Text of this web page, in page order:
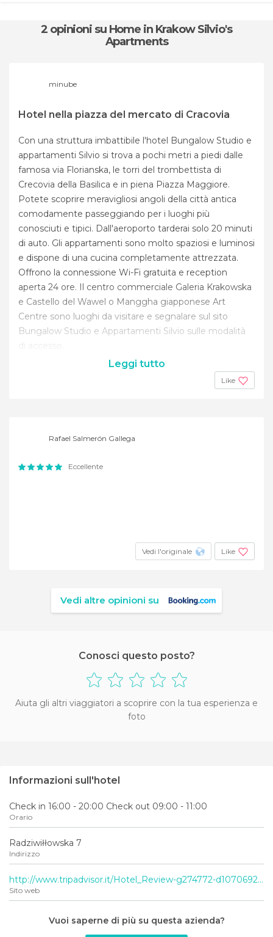
2 opinioni su Home in Krakow Silvio's
Apartments
minube
Hotel nella piazza del mercato di Cracovia
Con una struttura imbattibile l'hotel Bungalow Studio e
appartamenti Silvio si trova a pochi metri a piedi dalle
famosa via Florianska, le torri del trombettista di
Crecovia della Basilica e in piena Piazza Maggiore.
Potete scoprire meravigliosi angoli della città antica
comodamente passeggiando per i luoghi più
conosciuti e tipici. Dall'aeroporto tarderai solo 20 minuti
di auto. Gli appartamenti sono molto spaziosi e luminosi
e dispone di una cucina completamente attrezzata.
Offrono la connessione Wi-Fi gratuita e reception
aperta 24 ore. Il centro commerciale Galeria Krakowska
e Castello del Wawel o Manggha giapponese Art
Centre sono luoghi da visitare e segnalare sul sito
Bungalow Studio e Appartamenti Silvio sulle modalità
di accesso.
Leggi tutto
Like
Rafael Salmerón Gallega
Eccellente
Vedi l'originale Like
Vedi altre opinioni su
Conosci questo posto?
Aiuta gli altri viaggiatori a scoprire con la tua esperienza e
foto
Informazioni sull'hotel
Check in 16:00 - 20:00 Check out 09:00 - 11:00
Orario
Radziwiłłowska 7
Indirizzo
http://www.tripadvisor.it/Hotel_Review-g274772-d1070692-Reviews-Studio_e_Appartamenti_Silvio-Krakow_Lesser_Poland_Province_Southern_Poland.html
Sito web
Vuoi saperne di più su questa azienda?